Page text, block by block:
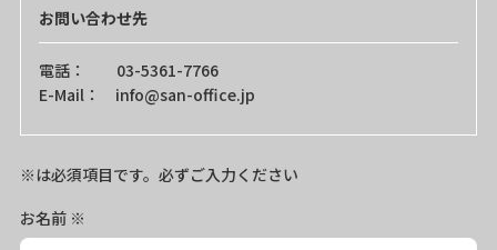
お問い合わせ先
電話： 03-5361-7766
E-Mail： info@san-office.jp
※は必須項目です。必ずご入力ください
お名前 ※